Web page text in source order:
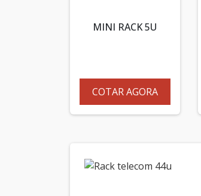
MINI RACK 5U
COTAR AGORA